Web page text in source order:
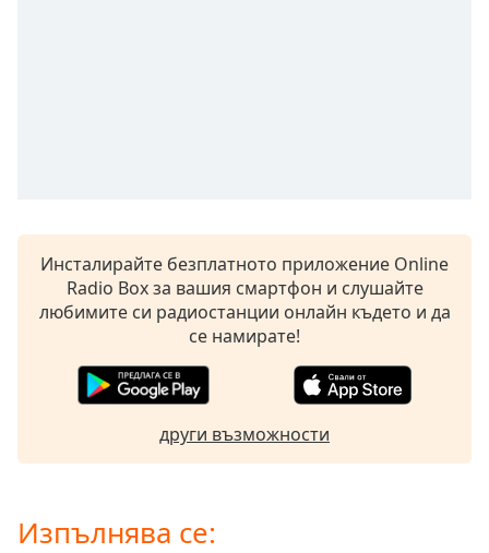
Subtitles
subtitles
settings,
opens
settings
dialog
selected
Track
Инсталирайте безплатното приложение Online
Radio Box за вашия смартфон и слушайте
любимите си радиостанции онлайн където и да
се намирате!
други възможности
Изпълнява се: